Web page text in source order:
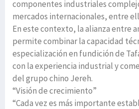
componentes industriales
mercados internacionales, entre
En este contexto, la alianza entre
permite combinar la capacidad
especialización en fundición de
con la experiencia industrial y
del grupo chino Jereh.
“Visión de crecimiento”
“Cada vez es más importante